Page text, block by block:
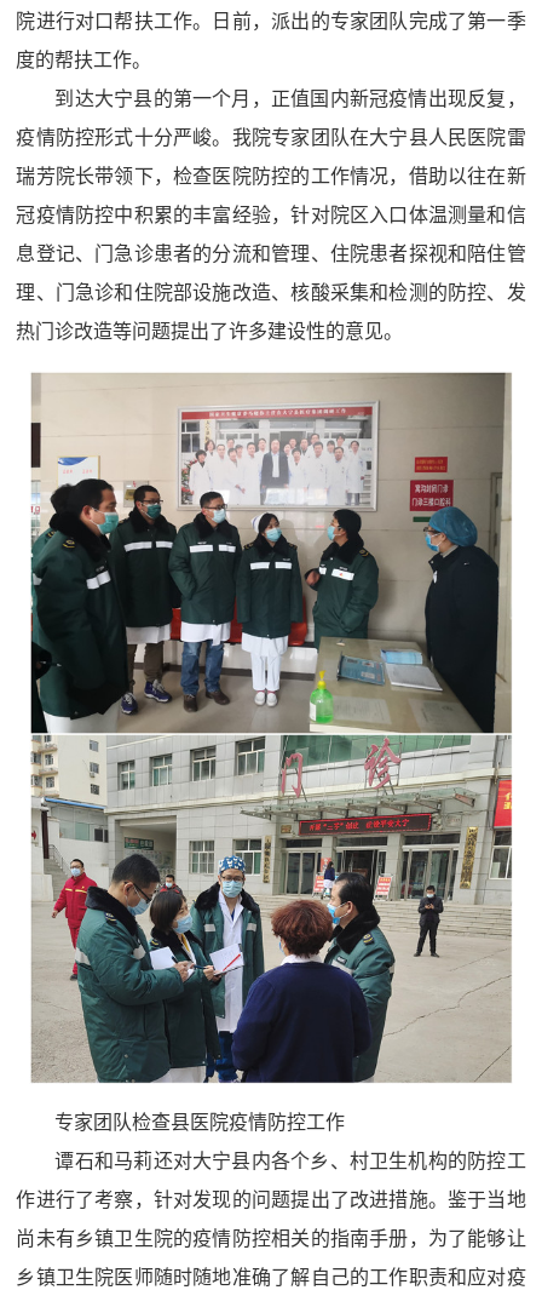
院进行对口帮扶工作。日前，派出的专家团队完成了第一季
度的帮扶工作。
到达大宁县的第一个月，正值国内新冠疫情出现反复，
疫情防控形式十分严峻。我院专家团队在大宁县人民医院雷
瑞芳院长带领下，检查医院防控的工作情况，借助以往在新
冠疫情防控中积累的丰富经验，针对院区入口体温测量和信
息登记、门急诊患者的分流和管理、住院患者探视和陪住管
理、门急诊和住院部设施改造、核酸采集和检测的防控、发
热门诊改造等问题提出了许多建设性的意见。
专家团队检查县医院疫情防控工作
谭石和马莉还对大宁县内各个乡、村卫生机构的防控工
作进行了考察，针对发现的问题提出了改进措施。鉴于当地
尚未有乡镇卫生院的疫情防控相关的指南手册，为了能够让
乡镇卫生院医师随时随地准确了解自己的工作职责和应对疫